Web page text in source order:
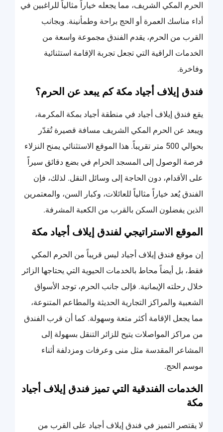
الحرم المكي الشريف، مما يجعله خياراً مثالياً للراغبين في
أداء مناسك العمرة أو الحج براحة وطمأنينة. وبجانب
القرب من الحرم، يقدم الفندق مجموعة واسعة من
الخدمات الراقية التي تجعل تجربة الإقامة استثنائية
وفاخرة.
فندق إيلاف أجياد مكة كم يبعد عن الحرم؟
يقع فندق إيلاف أجياد في منطقة أجياد بمكة المكرمة،
ويبعد عن الحرم المكي الشريف مسافة قصيرة تُقدّر
بحوالي 500 متر تقريباً. هذا الموقع الاستثنائي يمنح النزلاء
فرصة الوصول إلى المسجد الحرام في بضع دقائق سيراً
على الأقدام، دون الحاجة إلى وسائل النقل. لذلك، فإن
الفندق يُعد خياراً مثالياً للعائلات، وكبار السن، والمعتمرين
الذين يفضلون السكن بالقرب من الكعبة المشرفة.
الموقع الاستراتيجي لفندق إيلاف أجياد مكة
إن موقع فندق إيلاف أجياد ليس قريباً من الحرم المكي
فقط، بل أيضاً محاط بالخدمات الحيوية التي يحتاجها الزائر
خلال رحلته الإيمانية. فإلى جانب الحرم، توجد الأسواق
الشعبية والمراكز التجارية الحديثة والمطاعم المتنوعة،
مما يجعل الإقامة أكثر متعة وسهولة. كما أن قرب الفندق
من مراكز المواصلات يتيح للزائر التنقل بسهولة إلى
المشاعر المقدسة مثل منى وعرفات ومزدلفة أثناء
موسم الحج.
الخدمات الفندقية التي تميز فندق إيلاف أجياد
مكة
لا يقتصر التميز في فندق إيلاف أجياد على القرب من